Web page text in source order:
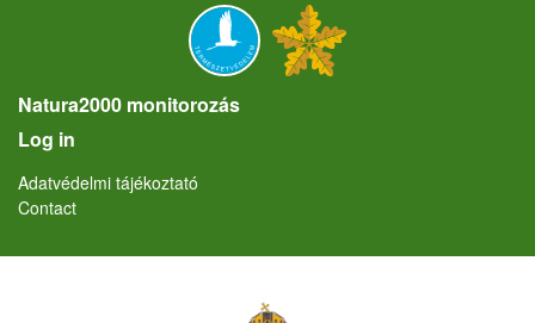
Natura2000 monitorozás
User account menu
Log in
Lábléc
Adatvédelmi tájékoztató
Contact